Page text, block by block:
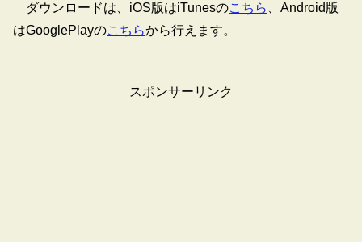
ダウンロードは、iOS版はiTunesのこちら
、Android版
はGooglePlayのこちらから行えます。
スポンサーリンク